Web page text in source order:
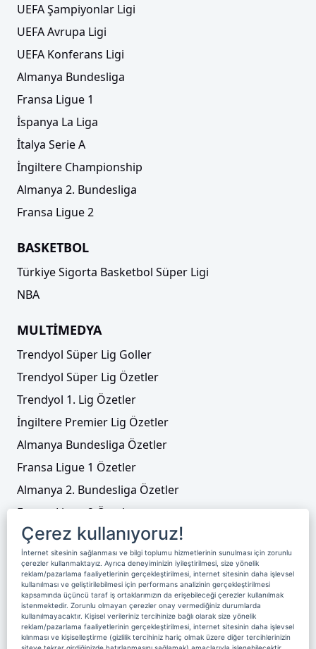
UEFA Şampiyonlar Ligi
UEFA Avrupa Ligi
UEFA Konferans Ligi
Almanya Bundesliga
Fransa Ligue 1
İspanya La Liga
İtalya Serie A
İngiltere Championship
Almanya 2. Bundesliga
Fransa Ligue 2
BASKETBOL
Türkiye Sigorta Basketbol Süper Ligi
NBA
MULTİMEDYA
Trendyol Süper Lig Goller
Trendyol Süper Lig Özetler
Trendyol 1. Lig Özetler
İngiltere Premier Lig Özetler
Almanya Bundesliga Özetler
Fransa Ligue 1 Özetler
Almanya 2. Bundesliga Özetler
Fransa Ligue 2 Özetler
Tenis
Video Liste
Foto Galeriler
Üyelik Yayın Akışı Reklam
Site Sözleşmesi
Künye ve İletişim
Çerez Politikası
Çerez kullanıyoruz!
İnternet sitesinin sağlanması ve bilgi toplumu hizmetlerinin sunulması için zorunlu
çerezler kullanmaktayız. Ayrıca deneyiminizin iyileştirilmesi, size yönelik
reklam/pazarlama faaliyetlerinin gerçekleştirilmesi, internet sitesinin daha işlevsel
kullanılması ve geliştirilebilmesi için performans analizinin gerçekleştirilmesi
kapsamında üçüncü taraf iş ortaklarımızın da erişebileceği çerezler kullanılmak
istenmektedir. Zorunlu olmayan çerezler onay vermediğiniz durumlarda
kullanılmayacaktır. Kişisel verileriniz tercihinize bağlı olarak size yönelik
reklam/pazarlama faaliyetlerinin gerçekleştirilmesi, internet sitesinin daha işlevsel
kılınması ve kişiselleştirme (gizlilik tercihiniz hariç olmak üzere diğer tercihlerinizin